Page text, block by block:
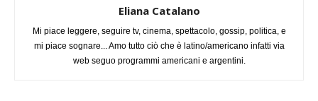
Eliana Catalano
Mi piace leggere, seguire tv, cinema, spettacolo, gossip, politica, e
mi piace sognare... Amo tutto ciò che è latino/americano infatti via
web seguo programmi americani e argentini.